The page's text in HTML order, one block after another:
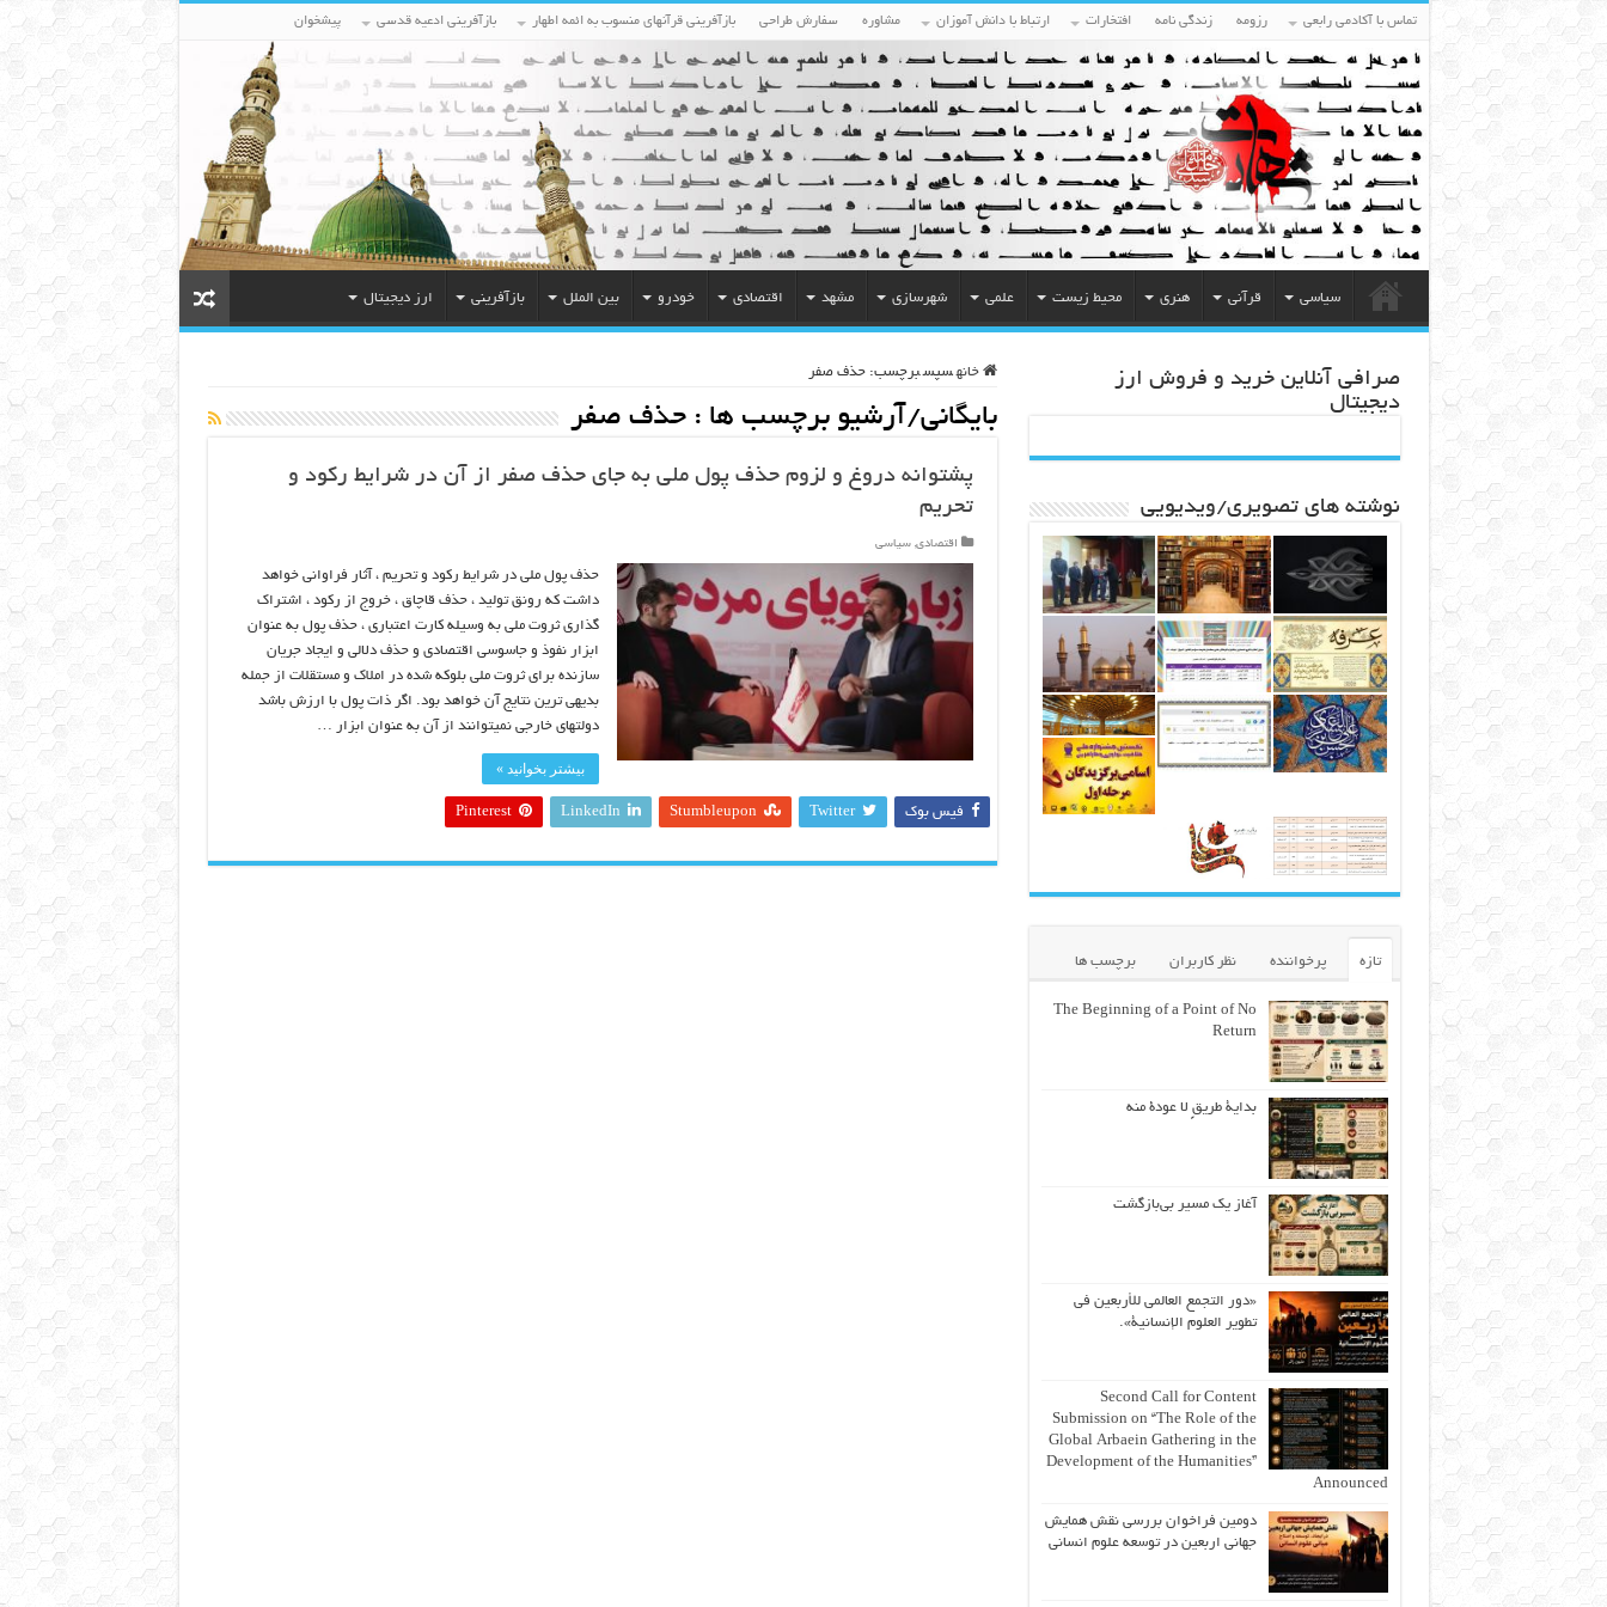
تماس با آکادمی رابعی رزومه زندگی نامه افتخارات ارتباط با دانش آموزان مشاوره سفارش طراحی بازآفرینی قرآنهای منسوب به ائمه اطهار بازآفرینی ادعیه قدسی پیشخوان
سیاسی قرآنی هنری محیط زیست علمی شهرسازی مشهد اقتصادی خودرو بین الملل بازآفرینی ارز دیجیتال
خانه سپس برچسب:حذف صفر
بایگانی/آرشیو برچسب ها :حذف صفر
پشتوانه دروغ و لزوم حذف پول ملی به جای حذف صفر از آن در شرایط رکود و
تحریم
اقتصادی,سیاسی
حذف پول ملی در شرایط رکود و تحریم ، آثار فراوانی خواهد
داشت که رونق تولید ، حذف قاچاق ، خروج از رکود ، اشتراک
گذاری ثروت ملی به وسیله کارت اعتباری ، حذف پول به عنوان
ابزار نفوذ و جاسوسی اقتصادی و حذف دلالی و ایجاد جریان
سازنده برای ثروت ملی بلوکه شده در املاک و مستقلات از جمله
بدیهی ترین نتایج آن خواهد بود. اگر ذات پول با ارزش باشد
دولتهای خارجی نمیتوانند از آن به عنوان ابزار …
بیشتر بخوانید »
فیس بوک Twitter
Stumbleupon
LinkedIn
Pinterest
صرافی آنلاین خرید و فروش ارز
دیجیتال
نوشته های تصویری/ویدیویی
تازه پرخواننده نظر کاربران برچسب ها
The Beginning of a Point of No
Return
بداية طريقٍ لا عودة منه
آغاز یک مسیر بی‌بازگشت
«دور التجمع العالمي للأربعين في
تطوير العلوم الإنسانية».
Second Call for Content
Submission on “The Role of the
Global Arbaein Gathering in the
Development of the Humanities”
Announced
دومین فراخوان بررسی نقش همایش
جهانی اربعین در توسعه علوم انسانی